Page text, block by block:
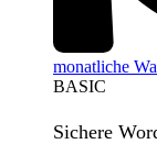
monatliche
BASIC
Sichere